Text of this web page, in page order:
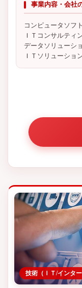
事業内容・会社
コンピュータソフ
ＩＴコンサルティ
データソリューシ
ＩＴソリューショ
技術（ＩＴ/インター